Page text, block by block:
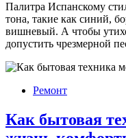
Палитра Испанскому
тона, такие как синий,
вишневый. А чтобы
допустить чрезмерной
Ремонт
Как бытовая